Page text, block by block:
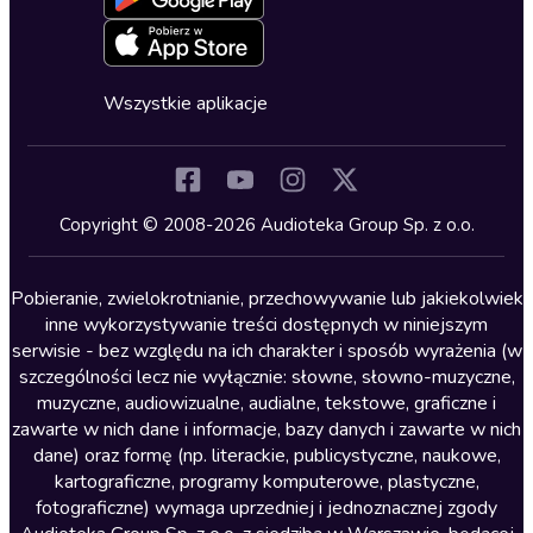
Kryminały
Lektury szkolne
Literatura anglojęzyczna
Literatura faktu
Literatura obyczajowa
Literatura piękna obca
Literatura piękna polska
Nagrania relaksacyjne
Deklaracja dostępności
Zapowiedzi
Cykle audiobooków
Wszystkie aplikacje
Copyright © 2008-2026 Audioteka Group Sp. z o.o.
Pobieranie, zwielokrotnianie, przechowywanie lub jakiekolwiek
inne wykorzystywanie treści dostępnych w niniejszym
serwisie - bez względu na ich charakter i sposób wyrażenia (w
szczególności lecz nie wyłącznie: słowne, słowno-muzyczne,
muzyczne, audiowizualne, audialne, tekstowe, graficzne i
zawarte w nich dane i informacje, bazy danych i zawarte w nich
dane) oraz formę (np. literackie, publicystyczne, naukowe,
kartograficzne, programy komputerowe, plastyczne,
fotograficzne) wymaga uprzedniej i jednoznacznej zgody